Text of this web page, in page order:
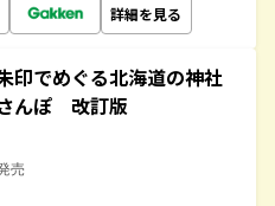
詳細を見る
印でめぐる北海道の神社
んぽ 改訂版
売